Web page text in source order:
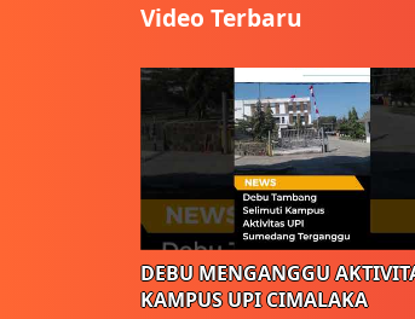
Video Terbaru
DEBU MENGANGGU
KAMPUS UPI CIMALAKA